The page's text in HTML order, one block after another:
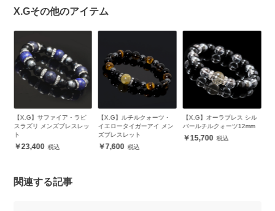
X.Gその他のアイテム
レッ
【X.G】ルチルクォーツ・
イエロータイガーアイ メン
7,600
【X.G】オーラブレス シル
バールチルクォーツ12mm
15,700
【X.G】四神・チャロアイ
ト メンズブレスレット
32,000
関連する記事